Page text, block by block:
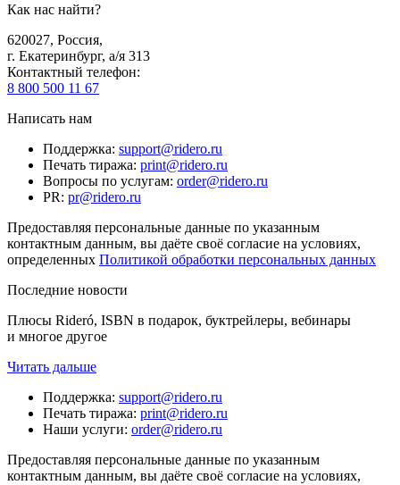
Как нас найти?
620027, Россия,
г. Екатеринбург, а/я 313
Контактный телефон:
8 800 500 11 67
Написать нам
Поддержка: support@ridero.ru
Печать тиража: print@ridero.ru
Вопросы по услугам: order@ridero.ru
PR: pr@ridero.ru
Предоставляя персональные данные по указанным
контактным данным, вы даёте своё согласие на условиях,
определенных Политикой обработки персональных данных
Последние новости
Плюсы Rideró, ISBN в подарок, буктрейлеры, вебинары
и многое другое
Читать дальше
Поддержка: support@ridero.ru
Печать тиража: print@ridero.ru
Наши услуги: order@ridero.ru
Предоставляя персональные данные по указанным
контактным данным, вы даёте своё согласие на условиях,